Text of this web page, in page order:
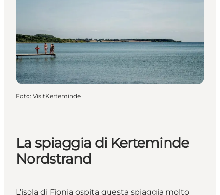
Foto: VisitKerteminde
La spiaggia di Kerteminde
Nordstrand
L’isola di Fionia ospita questa spiaggia molto